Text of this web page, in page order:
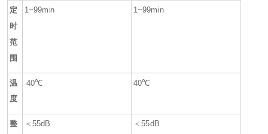
定
时
范
围
1~99min 1~99min
温
度
40℃ 40℃
整 ＜55dB ＜55dB